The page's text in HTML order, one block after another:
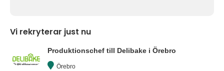
Vi rekryterar just nu
Produktionschef till Delibake i Örebro
Örebro